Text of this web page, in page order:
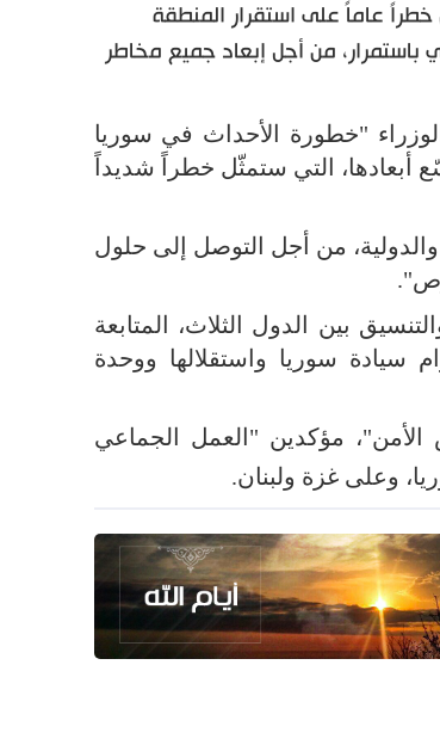
عاماً على استقرار المنطقة
باستمرار، من أجل إبعاد جميع مخاطر
"خطورة الأحداث في سوريا
التي ستمثّل خطراً شديداً
من أجل التوصل إلى حلول
بين الدول الثلاث، المتابعة
سيادة سوريا واستقلالها ووحدة
مؤكدين "العمل الجماعي
وعلى غزة ولبنان.